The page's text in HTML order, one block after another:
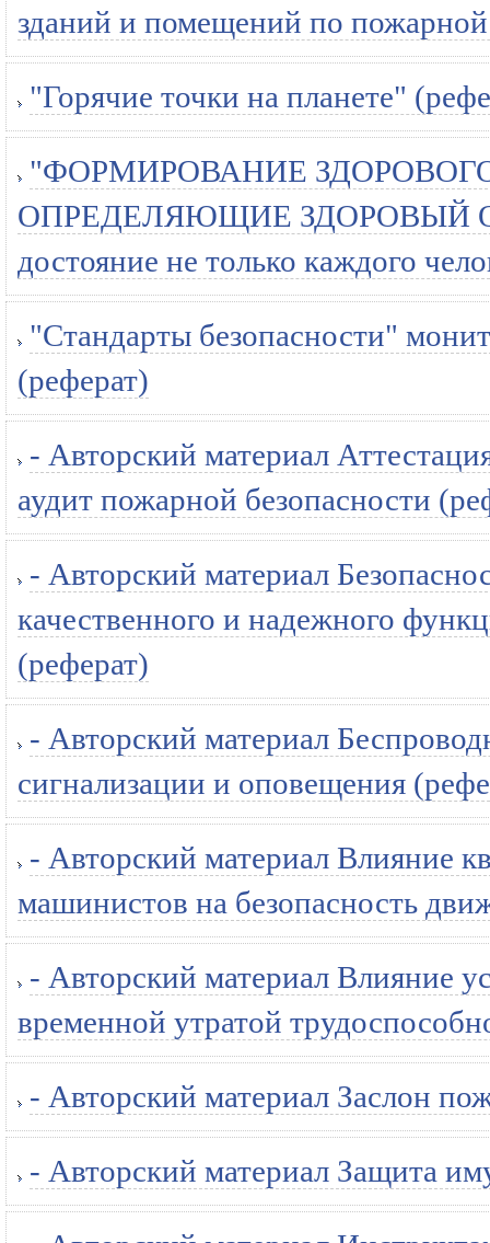
зданий и помещений по
"Горячие точки на планете"
"ФОРМИРОВАНИЕ
ОПРЕДЕЛЯЮЩИЕ ЗДОРОВЫЙ
достояние не только каждого
"Стандарты безопасности"
(реферат)
- Авторский материал
аудит пожарной безопасности
- Авторский материал
качественного и надежного
(реферат)
- Авторский материал
сигнализации и оповещения
- Авторский материал Влияние
машинистов на безопасность
- Авторский материал Влияние
временной утратой
- Авторский материал Заслон
- Авторский материал Защита